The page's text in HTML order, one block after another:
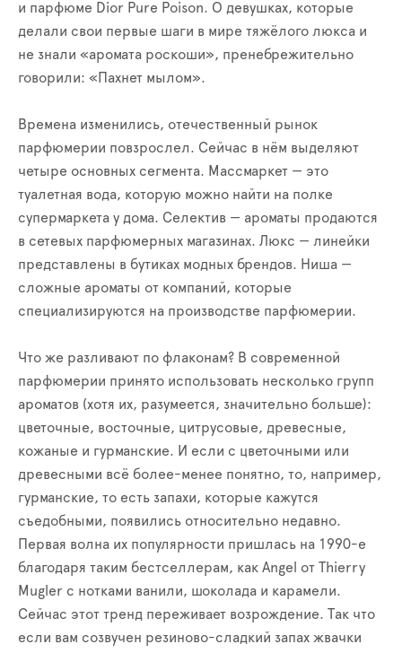
и парфюме Dior Pure Poison. О девушках, которые
делали свои первые шаги в мире тяжёлого люкса и
не знали «аромата роскоши», пренебрежительно
говорили: «Пахнет мылом».
Времена изменились, отечественный рынок
парфюмерии повзрослел. Сейчас в нём выделяют
четыре основных сегмента. Массмаркет — это
туалетная вода, которую можно найти на полке
супермаркета у дома. Селектив — ароматы продаются
в сетевых парфюмерных магазинах. Люкс — линейки
представлены в бутиках модных брендов. Ниша —
сложные ароматы от компаний, которые
специализируются на производстве парфюмерии.
Что же разливают по флаконам? В современной
парфюмерии принято использовать несколько групп
ароматов (хотя их, разумеется, значительно больше):
цветочные, восточные, цитрусовые, древесные,
кожаные и гурманские. И если с цветочными или
древесными всё более-менее понятно, то, например,
гурманские, то есть запахи, которые кажутся
съедобными, появились относительно недавно.
Первая волна их популярности пришлась на 1990-е
благодаря таким бестселлерам, как Angel от Thierry
Mugler с нотками ванили, шоколада и карамели.
Сейчас этот тренд переживает возрождение. Так что
если вам созвучен резиново-сладкий запах жвачки